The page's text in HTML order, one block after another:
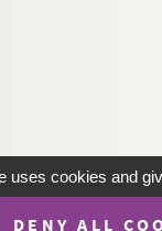
uses cookies and
DENY ALL